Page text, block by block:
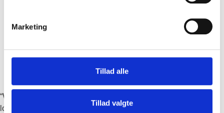
Marketing
Tillad alle
Tillad valgte
“When you come to a relationship as a whole person, without
looking for someone to complete you or to be your better half,